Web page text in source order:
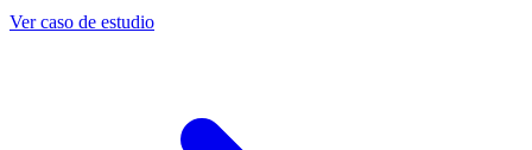
Ver caso de estudio